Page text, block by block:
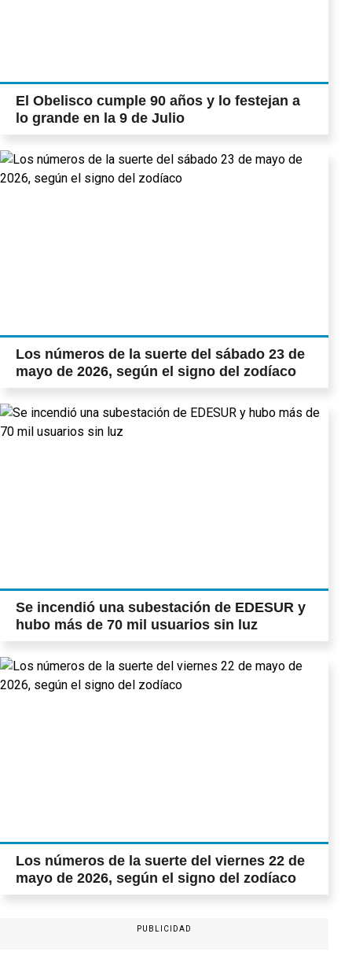
El Obelisco cumple 90 años y lo festejan a
lo grande en la 9 de Julio
Los números de la suerte del sábado 23 de
mayo de 2026, según el signo del zodíaco
Se incendió una subestación de EDESUR y
hubo más de 70 mil usuarios sin luz
Los números de la suerte del viernes 22 de
mayo de 2026, según el signo del zodíaco
PUBLICIDAD